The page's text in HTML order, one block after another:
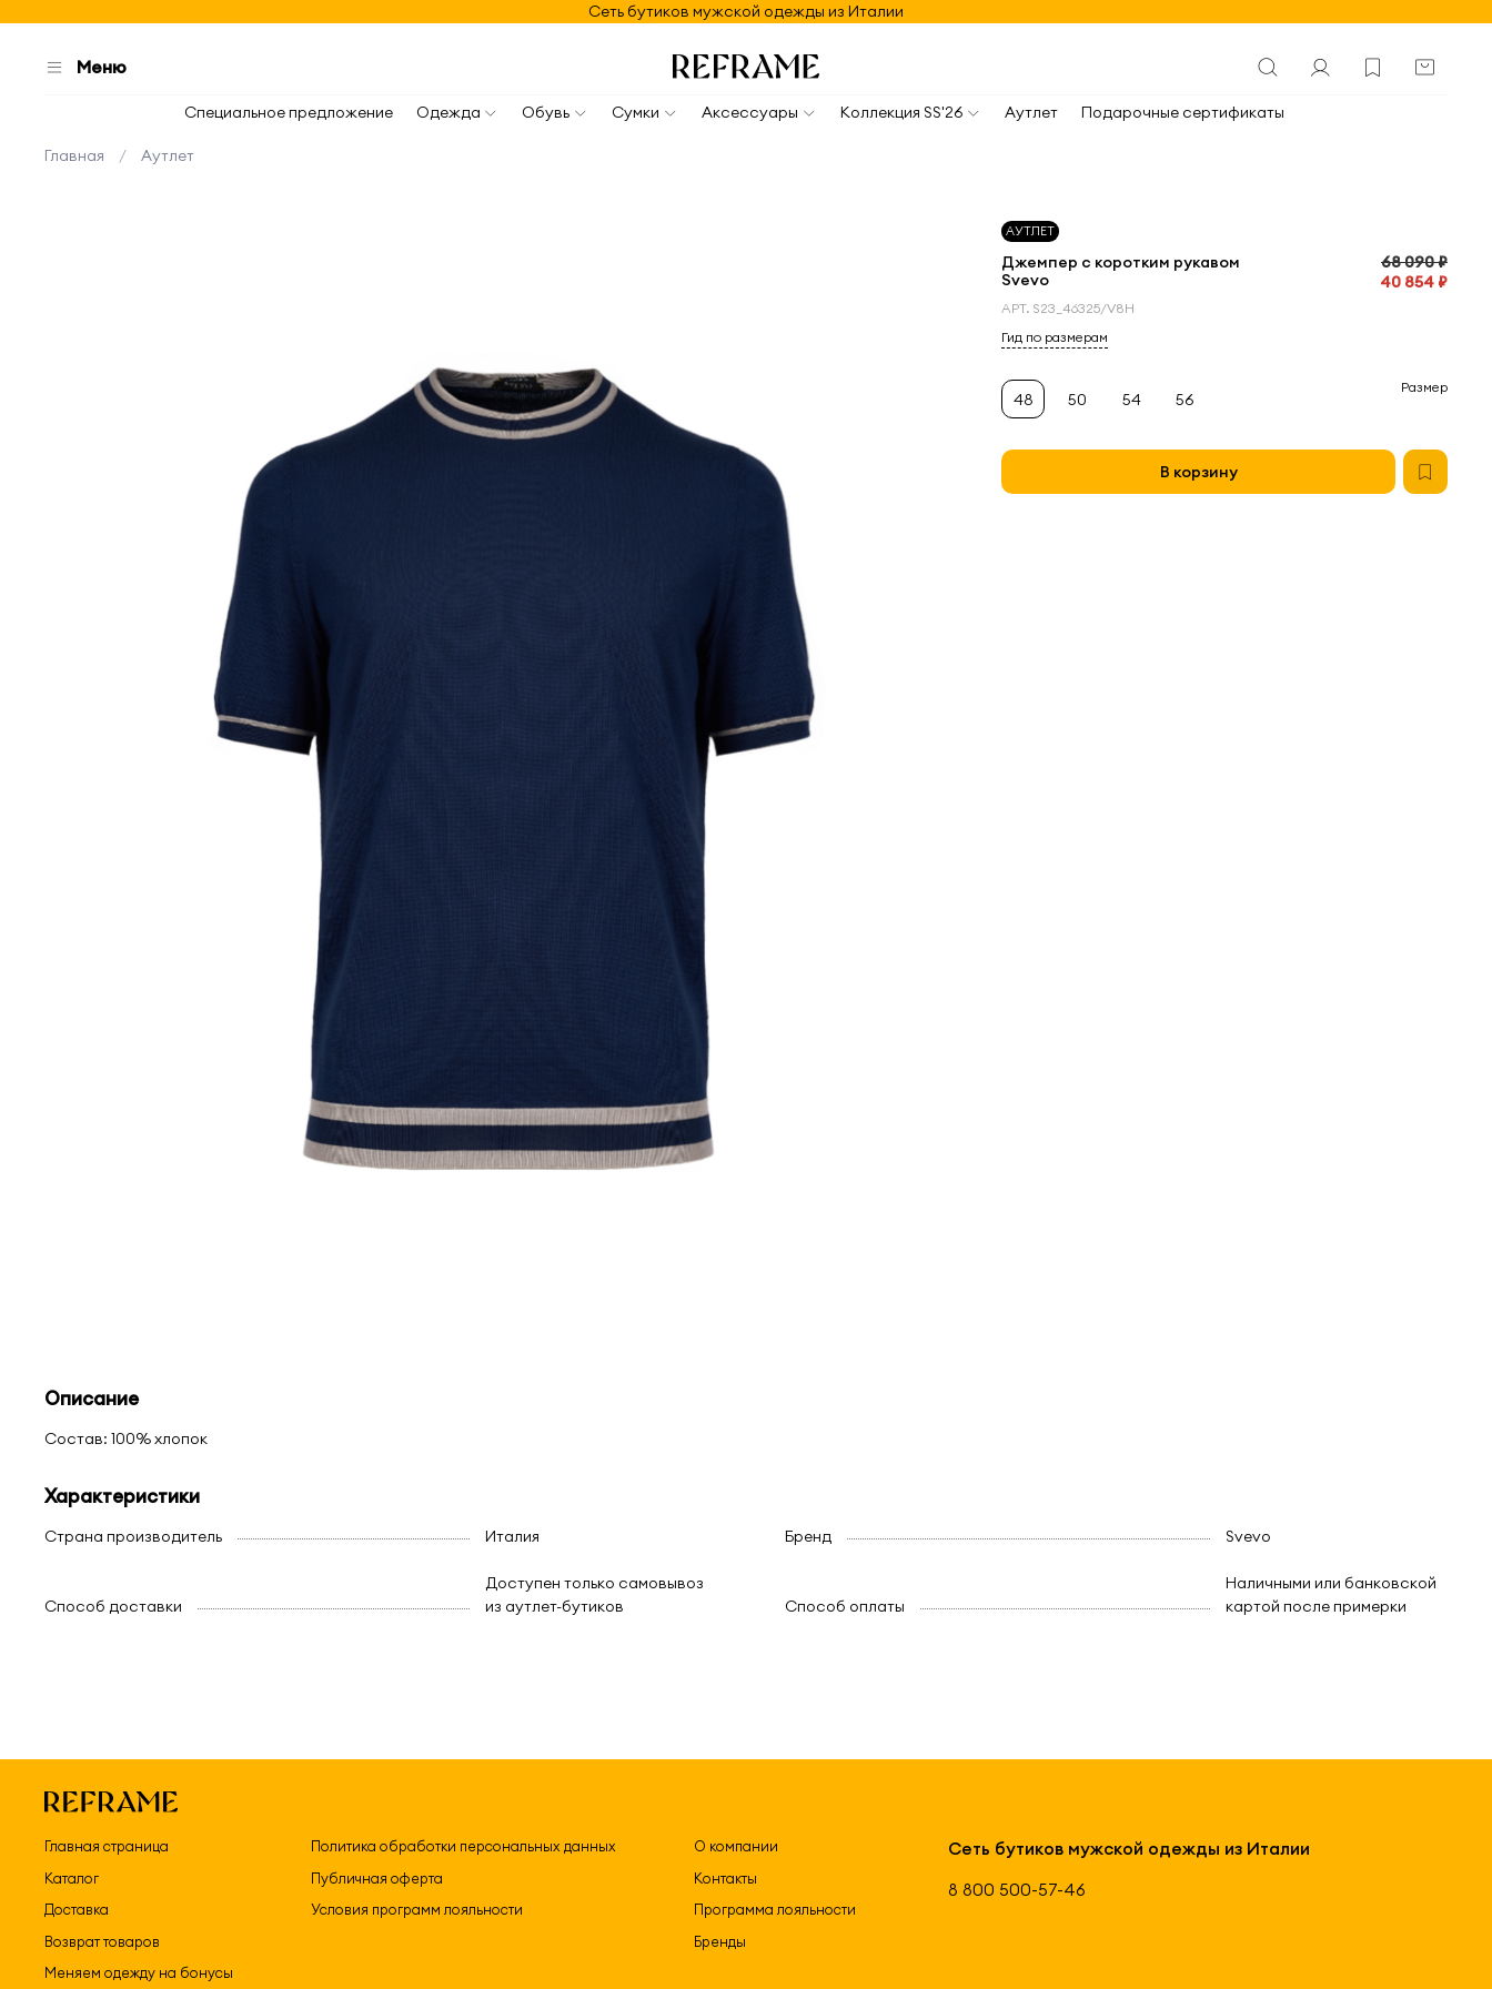
Сеть бутиков мужской одежды из Италии
Меню
Специальное предложение Одежда Обувь Сумки Аксессуары Коллекция SS'26 Аутлет Подарочные сертификаты
Главная Аутлет
АУТЛЕТ
Джемпер с коротким рукавом
Svevo
68 090 ₽
40 854 ₽
АРТ.S23_46325/V8H
Гид по размерам
В корзину
Размер
48 50 54 56
Описание
Состав: 100% хлопок
Характеристики
Страна производитель Италия Бренд Svevo
Способ доставки
Доступен только самовывоз
из аутлет-бутиков
Способ оплаты
Наличными или банковской
картой после примерки
Главная страница
Каталог
Доставка
Возврат товаров
Меняем одежду на бонусы
Политика обработки персональных данных
Публичная оферта
Условия программ лояльности
О компании
Контакты
Программа лояльности
Бренды
Сеть бутиков мужской одежды из Италии
8 800 500-57-46